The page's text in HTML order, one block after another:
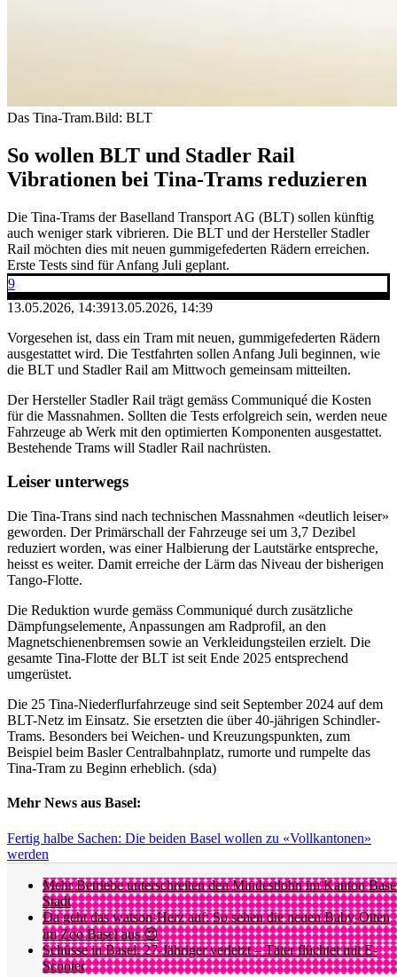
Das Tina-Tram.Bild: BLT
So wollen BLT und Stadler Rail
Vibrationen bei Tina-Trams reduzieren
Die Tina-Trams der Baselland Transport AG (BLT) sollen künftig
auch weniger stark vibrieren. Die BLT und der Hersteller Stadler
Rail möchten dies mit neuen gummigefederten Rädern erreichen.
Erste Tests sind für Anfang Juli geplant.
9
13.05.2026, 14:3913.05.2026, 14:39
Vorgesehen ist, dass ein Tram mit neuen, gummigefederten Rädern
ausgestattet wird. Die Testfahrten sollen Anfang Juli beginnen, wie
die BLT und Stadler Rail am Mittwoch gemeinsam mitteilten.
Der Hersteller Stadler Rail trägt gemäss Communiqué die Kosten
für die Massnahmen. Sollten die Tests erfolgreich sein, werden neue
Fahrzeuge ab Werk mit den optimierten Komponenten ausgestattet.
Bestehende Trams will Stadler Rail nachrüsten.
Leiser unterwegs
Die Tina-Trans sind nach technischen Massnahmen «deutlich leiser»
geworden. Der Primärschall der Fahrzeuge sei um 3,7 Dezibel
reduziert worden, was einer Halbierung der Lautstärke entspreche,
heisst es weiter. Damit erreiche der Lärm das Niveau der bisherigen
Tango-Flotte.
Die Reduktion wurde gemäss Communiqué durch zusätzliche
Dämpfungselemente, Anpassungen am Radprofil, an den
Magnetschienenbremsen sowie an Verkleidungsteilen erzielt. Die
gesamte Tina-Flotte der BLT ist seit Ende 2025 entsprechend
umgerüstet.
Die 25 Tina-Niederflurfahrzeuge sind seit September 2024 auf dem
BLT-Netz im Einsatz. Sie ersetzten die über 40-jährigen Schindler-
Trams. Besonders bei Weichen- und Kreuzungspunkten, zum
Beispiel beim Basler Centralbahnplatz, rumorte und rumpelte das
Tina-Tram zu Beginn erheblich. (sda)
Mehr News aus Basel:
Fertig halbe Sachen: Die beiden Basel wollen zu «Vollkantonen»
werden
Mehr Betriebe unterschreiten den Mindestlohn im Kanton
Stadt
Da geht das watson-Herz auf: So sehen die neuen Baby-Otten
im Zoo Basel aus 😍
Schüsse in Basel: 27-Jähriger verletzt – Täter flüchtet mit E-
Scooter